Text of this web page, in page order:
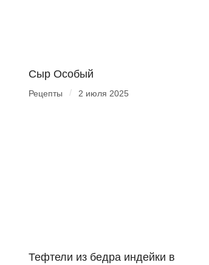
Сыр Особый
Рецепты / 2 июля 2025
Тефтели из бедра индейки в